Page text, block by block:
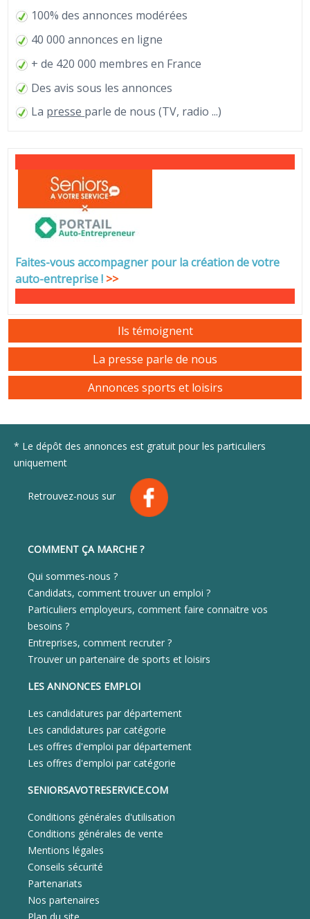
100% des annonces modérées
40 000 annonces en ligne
+ de 420 000 membres en France
Des avis sous les annonces
La presse parle de nous (TV, radio ...)
Faites-vous accompagner pour la création de votre
auto-entreprise! >>
Ils témoignent
La presse parle de nous
Annonces sports et loisirs
* Le dépôt des annonces est gratuit pour les particuliers
uniquement
Retrouvez-nous sur
COMMENT ÇA MARCHE ?
Qui sommes-nous ?
Candidats, comment trouver un emploi ?
Particuliers employeurs, comment faire connaitre vos
besoins ?
Entreprises, comment recruter ?
Trouver un partenaire de sports et loisirs
LES ANNONCES EMPLOI
Les candidatures par département
Les candidatures par catégorie
Les offres d'emploi par département
Les offres d'emploi par catégorie
SENIORSAVOTRESERVICE.COM
Conditions générales d'utilisation
Conditions générales de vente
Mentions légales
Conseils sécurité
Partenariats
Nos partenaires
Plan du site